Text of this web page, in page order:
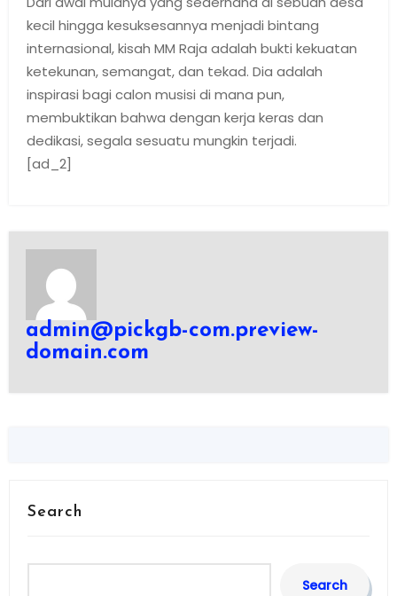
kecil hingga kesuksesannya menjadi bintang
internasional, kisah MM Raja adalah bukti kekuatan
ketekunan, semangat, dan tekad. Dia adalah
inspirasi bagi calon musisi di mana pun,
membuktikan bahwa dengan kerja keras dan
dedikasi, segala sesuatu mungkin terjadi.
[ad_2]
admin@pickgb-com.preview-
domain.com
Search
Search